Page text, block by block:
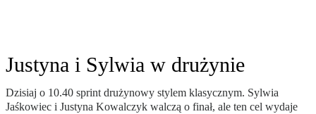
Justyna i Sylwia w drużynie
Dzisiaj o 10.40 sprint drużynowy stylem klasycznym. Sylwia
Jaśkowiec i Justyna Kowalczyk walczą o finał, ale ten cel wydaje